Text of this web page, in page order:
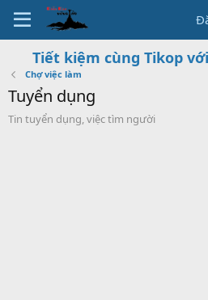
Tiết kiệm cùng Tikop
Chợ việc làm
Tuyển dụng
Tin tuyển dụng, việc tìm người